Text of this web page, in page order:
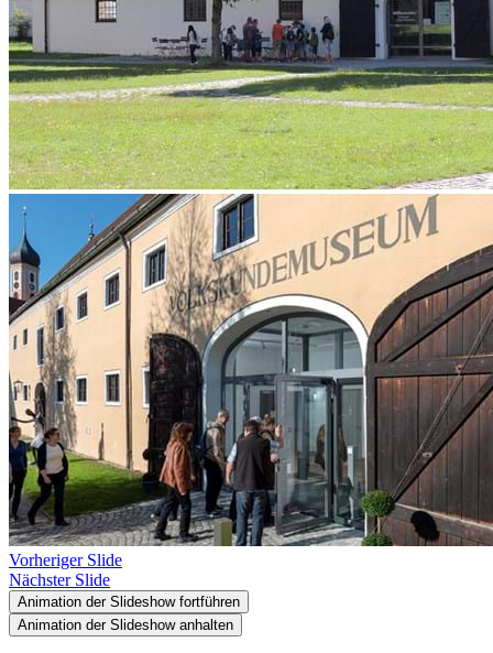
Vorheriger Slide
Nächster Slide
Animation der Slideshow fortführen
Animation der Slideshow anhalten